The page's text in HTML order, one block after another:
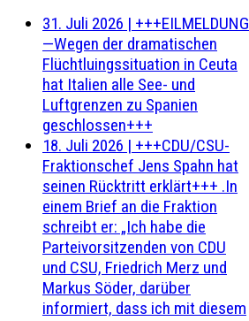
31. Juli 2026 | +++EILMELDUNG
—Wegen der dramatischen
Flüchtluingssituation in Ceuta
hat Italien alle See- und
Luftgrenzen zu Spanien
geschlossen+++
18. Juli 2026 | +++CDU/CSU-
Fraktionschef Jens Spahn hat
seinen Rücktritt erklärt+++ .In
einem Brief an die Fraktion
schreibt er: „Ich habe die
Parteivorsitzenden von CDU
und CSU, Friedrich Merz und
Markus Söder, darüber
informiert, dass ich mit diesem